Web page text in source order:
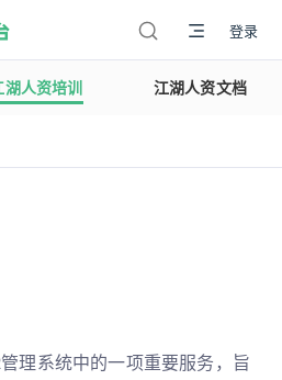
登录
湖人资培训 江湖人资文档
理系统中的一项重要服务，旨